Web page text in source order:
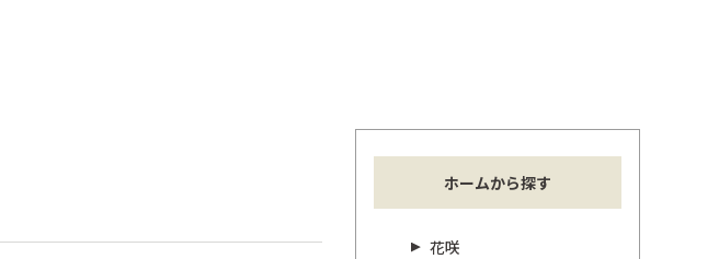
ホームから探す
花咲